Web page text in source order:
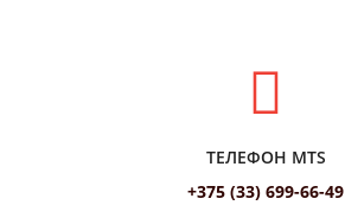
ТЕЛЕФОН MTS
+375 (33) 699-66-49